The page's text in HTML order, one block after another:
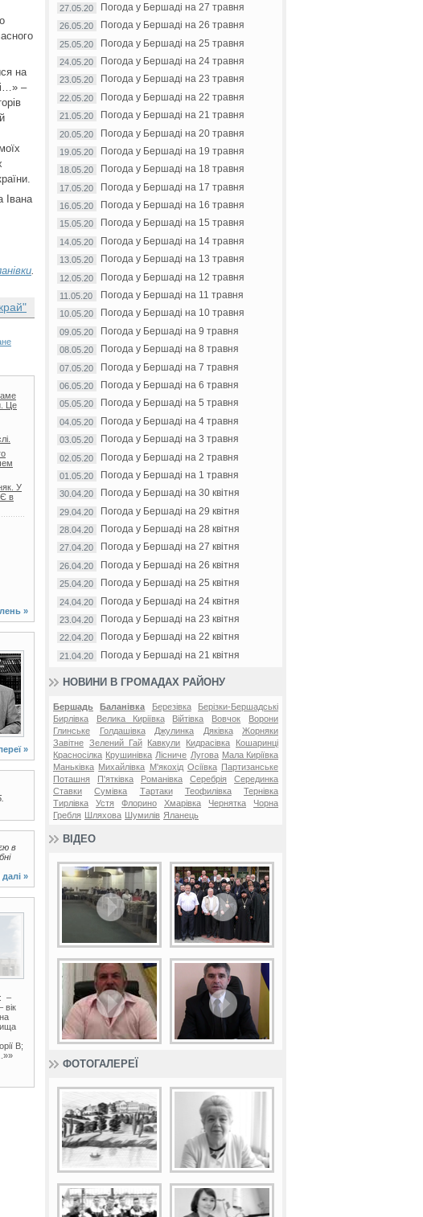
на
–
Івана
.
Це
У
Є в
»
»
в
»
–
вік
В;
27.05.20 Погода у Бершаді на 27 травня
26.05.20 Погода у Бершаді на 26 травня
25.05.20 Погода у Бершаді на 25 травня
24.05.20 Погода у Бершаді на 24 травня
23.05.20 Погода у Бершаді на 23 травня
22.05.20 Погода у Бершаді на 22 травня
21.05.20 Погода у Бершаді на 21 травня
20.05.20 Погода у Бершаді на 20 травня
19.05.20 Погода у Бершаді на 19 травня
18.05.20 Погода у Бершаді на 18 травня
17.05.20 Погода у Бершаді на 17 травня
16.05.20 Погода у Бершаді на 16 травня
15.05.20 Погода у Бершаді на 15 травня
14.05.20 Погода у Бершаді на 14 травня
13.05.20 Погода у Бершаді на 13 травня
12.05.20 Погода у Бершаді на 12 травня
11.05.20 Погода у Бершаді на 11 травня
10.05.20 Погода у Бершаді на 10 травня
09.05.20 Погода у Бершаді на 9 травня
08.05.20 Погода у Бершаді на 8 травня
07.05.20 Погода у Бершаді на 7 травня
06.05.20 Погода у Бершаді на 6 травня
05.05.20 Погода у Бершаді на 5 травня
04.05.20 Погода у Бершаді на 4 травня
03.05.20 Погода у Бершаді на 3 травня
02.05.20 Погода у Бершаді на 2 травня
01.05.20 Погода у Бершаді на 1 травня
30.04.20 Погода у Бершаді на 30 квітня
29.04.20 Погода у Бершаді на 29 квітня
28.04.20 Погода у Бершаді на 28 квітня
27.04.20 Погода у Бершаді на 27 квітня
26.04.20 Погода у Бершаді на 26 квітня
25.04.20 Погода у Бершаді на 25 квітня
24.04.20 Погода у Бершаді на 24 квітня
23.04.20 Погода у Бершаді на 23 квітня
22.04.20 Погода у Бершаді на 22 квітня
21.04.20 Погода у Бершаді на 21 квітня
НОВИНИ В ГРОМАДАХ РАЙОНУ
Бершадь Баланівка Березівка
Берізки-Бершадські
Бирлівка
Велика Киріївка Війтівка Вовчок
Ворони
Глинське
Голдашівка Джулинка Дяківка
Жорняки
Завітне Зелений Гай Кавкули Кидрасівка
Кошаринці
Красносілка Крушинівка Лісниче Лугова Мала Киріївка
Маньківка Михайлівка М'якохід Осіївка
Партизанське
Поташня
П'ятківка Романівка Серебрія
Серединка
Ставки
Сумівка Тартаки Теофилівка
Тернівка
Тирлівка
Устя Флорино Хмарівка Чернятка
Чорна
Гребля
Шляхова Шумилів Яланець
ВІДЕО
ФОТОГАЛЕРЕЇ